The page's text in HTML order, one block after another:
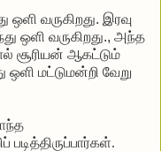
ஒளி வருகிறது. இரவு
ஒளி வருகிறது., அந்த
சூரியன் ஆகட்டும்
ஒளி மட்டுமன்றி வேறு
படித்திருப்பார்கள்.